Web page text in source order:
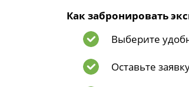
Как забронировать
Выберите
Оставьте